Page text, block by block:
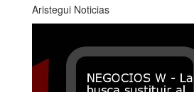
Aristegui Noticias